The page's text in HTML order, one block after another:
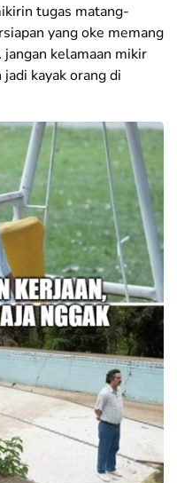
tugas matang-
yang oke memang
kelamaan mikir
kayak orang di